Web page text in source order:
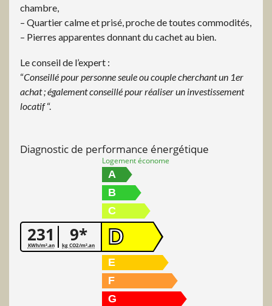
chambre,
– Quartier calme et prisé, proche de toutes commodités,
– Pierres apparentes donnant du cachet au bien.
Le conseil de l’expert :
“Conseillé pour personne seule ou couple cherchant un 1er
achat ; également conseillé pour réaliser un investissement
locatif“.
Diagnostic de performance énergétique
231
KWh/m².an 9*
kg CO2/m².an
Logement économe
A
B
C
D
E
F
G